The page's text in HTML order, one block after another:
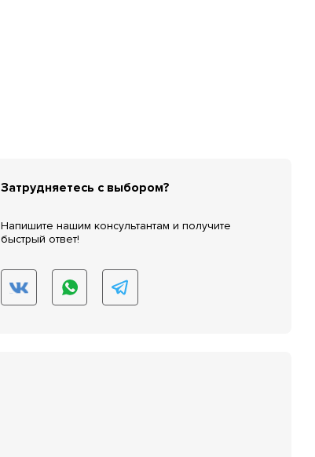
Затрудняетесь с выбором?
Напишите нашим консультантам и получите
быстрый ответ!